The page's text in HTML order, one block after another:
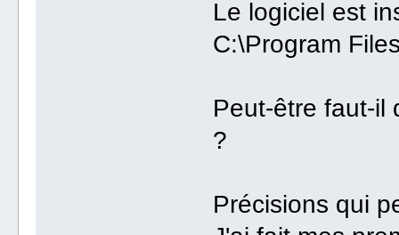
Le logiciel est
C:\Program
Peut-être faut-il
?
Précisions qui